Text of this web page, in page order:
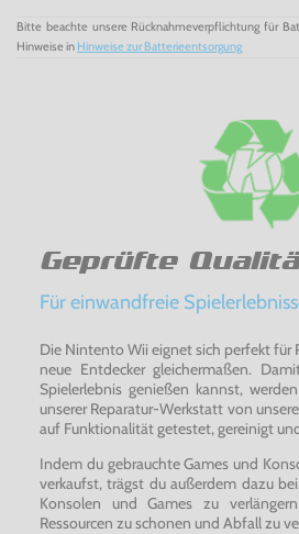
Bitte beachte unsere Rücknahmeverpflichtung für
Hinweise in Hinweise zur Batterieentsorgung
Geprüfte
Für einwandfreie
Die Nintento Wii eignet sich perfekt für
neue Entdecker gleichermaßen.
Spielerlebnis genießen kannst,
unserer Reparatur-Werkstatt von
auf Funktionalität getestet, gereinigt
Indem du gebrauchte Games und
verkaufst, trägst du außerdem dazu
Konsolen und Games zu
Ressourcen zu schonen und Abfall zu